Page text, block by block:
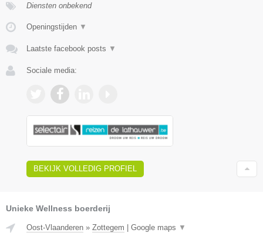
Diensten onbekend
Openingstijden ▼
Laatste facebook posts ▼
Sociale media:
BEKIJK VOLLEDIG PROFIEL
Unieke Wellness boerderij
Oost-Vlaanderen » Zottegem Google maps ▼